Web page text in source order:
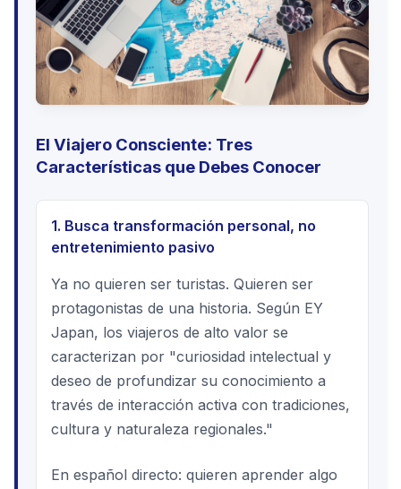
El Viajero Consciente: Tres
Características que Debes Conocer
1. Busca transformación personal, no
entretenimiento pasivo
Ya no quieren ser turistas. Quieren ser
protagonistas de una historia. Según EY
Japan, los viajeros de alto valor se
caracterizan por "curiosidad intelectual y
deseo de profundizar su conocimiento a
través de interacción activa con tradiciones,
cultura y naturaleza regionales."
En español directo: quieren aprender algo